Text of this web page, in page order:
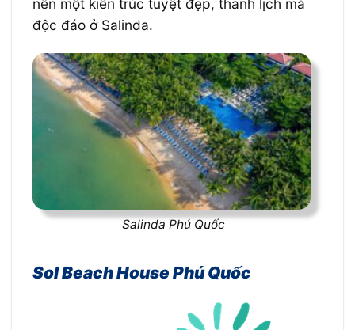
nên một kiến trúc tuyệt đẹp, thanh lịch mà
độc đáo ở Salinda.
Salinda Phú Quốc
Sol Beach House Phú Quốc